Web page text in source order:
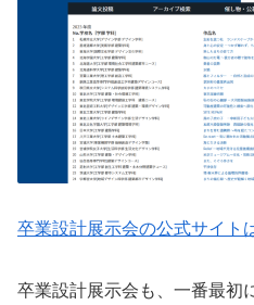
卒業設計展示会の公式サイト
卒業設計展示会も、一番最初